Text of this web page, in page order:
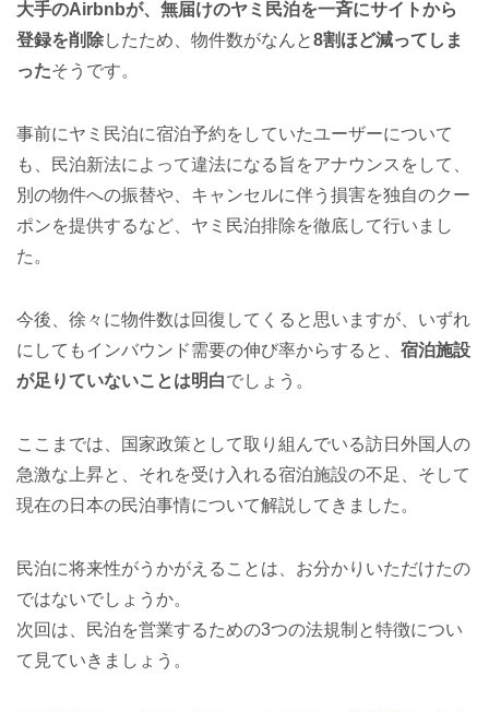
大手のAirbnbが、無届けのヤミ民泊を一斉にサイトから
登録を削除したため、物件数がなんと8割ほど減ってしま
ったそうです。
事前にヤミ民泊に宿泊予約をしていたユーザーについて
も、民泊新法によって違法になる旨をアナウンスをして、
別の物件への振替や、キャンセルに伴う損害を独自のクー
ポンを提供するなど、ヤミ民泊排除を徹底して行いまし
た。
今後、徐々に物件数は回復してくると思いますが、いずれ
にしてもインバウンド需要の伸び率からすると、 宿泊施設
が足りていないことは明白でしょう。
ここまでは、国家政策として取り組んでいる訪日外国人の
急激な上昇と、それを受け入れる宿泊施設の不足、そして
現在の日本の民泊事情について解説してきました。
民泊に将来性がうかがえることは、お分かりいただけたの
ではないでしょうか。
次回は、民泊を営業するための3つの法規制と特徴につい
て見ていきましょう。